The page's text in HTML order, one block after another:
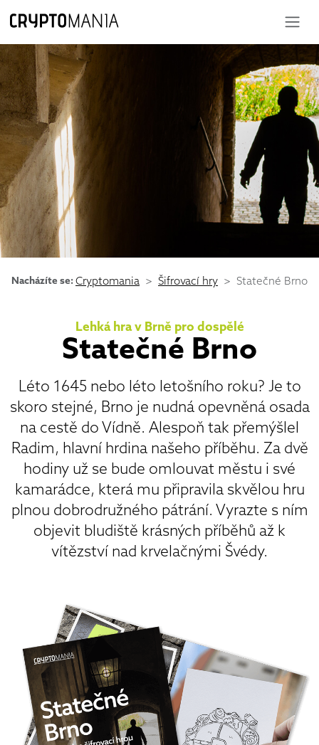
Nacházíte se: Cryptomania Šifrovací hry Statečné Brno
Lehká hra v Brně pro dospělé
Statečné Brno
Léto 1645 nebo léto letošního roku? Je to
skoro stejné, Brno je nudná opevněná osada
na cestě do Vídně. Alespoň tak přemýšlel
Radim, hlavní hrdina našeho příběhu. Za dvě
hodiny už se bude omlouvat městu i své
kamarádce, která mu připravila skvělou hru
plnou dobrodružného pátrání. Vyrazte s ním
objevit bludiště krásných příběhů až k
vítězství nad krvelačnými Švédy.